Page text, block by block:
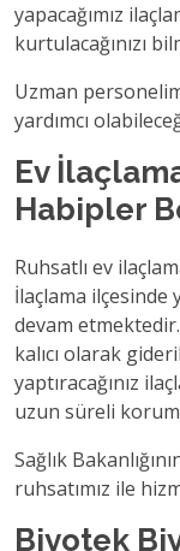
yapacağımız
kurtulacağınızı
Uzman
yardımcı
Ev
Habipler
Ruhsatlı ev
İlaçlama
devam etmektedir.
kalıcı olarak
yaptıracağınız
uzun süreli
Sağlık
ruhsatımız ile
Biyotek